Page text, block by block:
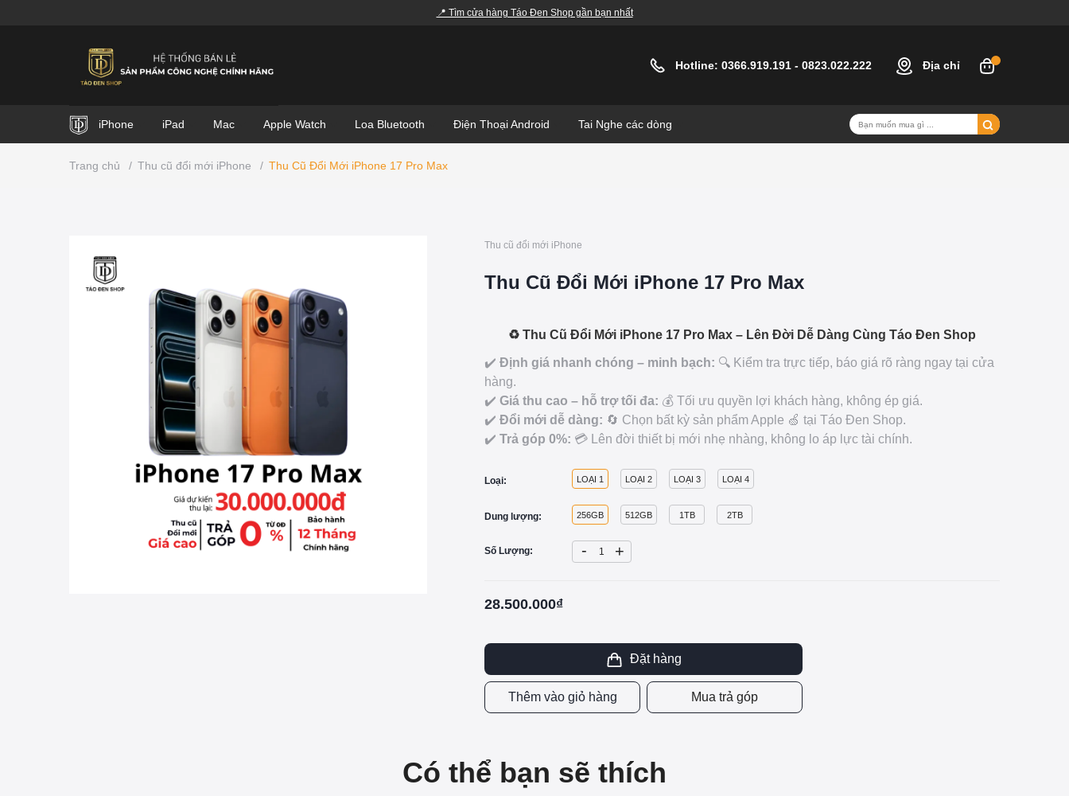
📍 Tìm cửa hàng Táo Đen Shop gần bạn nhất
Hotline: 0366.919.191 - 0823.022.222 Địa chỉ
iPhone iPad Mac Apple Watch Loa Bluetooth Điện Thoại Android Tai Nghe các dòng
Trang chủ / Thu cũ đổi mới iPhone / Thu Cũ Đổi Mới iPhone 17 Pro Max
Thu cũ đổi mới iPhone
Thu Cũ Đổi Mới iPhone 17 Pro Max
♻️ Thu Cũ Đổi Mới iPhone 17 Pro Max – Lên Đời Dễ Dàng Cùng Táo Đen Shop
✔️ Định giá nhanh chóng – minh bạch: 🔍 Kiểm tra trực tiếp, báo giá rõ ràng ngay tại cửa
hàng.
✔️ Giá thu cao – hỗ trợ tối đa: 💰 Tối ưu quyền lợi khách hàng, không ép giá.
✔️ Đổi mới dễ dàng: 🔄 Chọn bất kỳ sản phẩm Apple 🍏 tại Táo Đen Shop.
✔️ Trả góp 0%: 💳 Lên đời thiết bị mới nhẹ nhàng, không lo áp lực tài chính.
Loại: LOẠI 1 LOẠI 2 LOẠI 3 LOẠI 4
Dung lượng: 256GB 512GB 1TB 2TB
Số Lượng: - +
28.500.000₫
Đặt hàng
Thêm vào giỏ hàng Mua trả góp
Có thể bạn sẽ thích